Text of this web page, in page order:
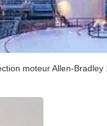
moteur Allen-